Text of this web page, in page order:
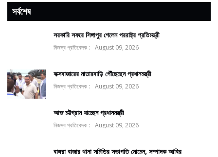
সর্বশেষ
সরকারি সফরে সিঙ্গাপুর গেলেন পররাষ্ট্র প্রতিমন্ত্রী
নিজস্ব প্রতিবেদক : August 09, 2026
কক্সবাজারের মাতারবাড়ি পৌঁছেছেন প্রধানমন্ত্রী
নিজস্ব প্রতিবেদক : August 09, 2026
আজ চট্টগ্রাম যাচ্ছেন প্রধানমন্ত্রী
নিজস্ব প্রতিবেদক : August 09, 2026
বাঙ্গরা বাজার থানা সমিতির সভাপতি মোমেন, সম্পাদক আবির